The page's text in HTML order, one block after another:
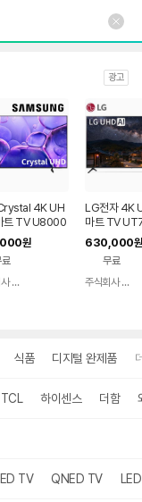
광고
4K UH
트 TV U8000
인치), 스
원
주식회사 티에스글로벌 TS
LG전자 4K
마트 TV
m(55인치),
630,000원
무료
주식회사 티에스글로벌 TS
식품 디지털 완제품
TCL 하이센스 더함
TV QNED TV